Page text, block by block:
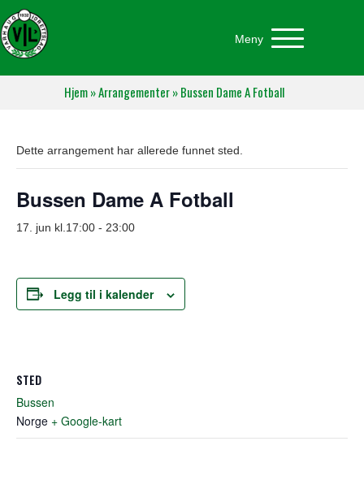
Meny
Hjem»Arrangementer»Bussen Dame A Fotball
Dette arrangement har allerede funnet sted.
Bussen Dame A Fotball
17. jun kl.17:00 - 23:00
Legg til i kalender
STED
Bussen
Norge + Google-kart